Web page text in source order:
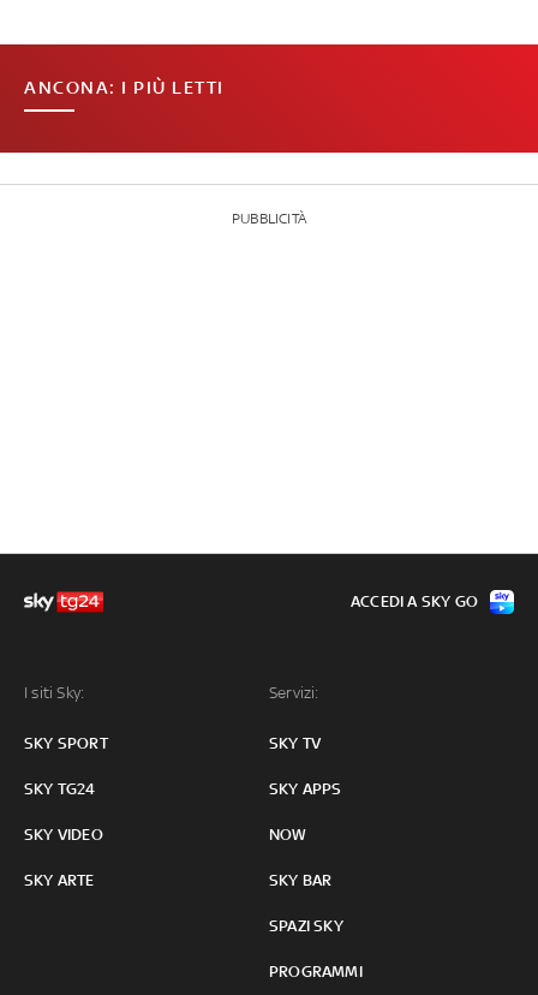
ANCONA: I PIÙ LETTI
PUBBLICITÀ
I siti Sky:
SKY SPORT
SKY TG24
SKY VIDEO
SKY ARTE
Servizi:
SKY TV
SKY APPS
NOW
SKY BAR
SPAZI SKY
PROGRAMMI
ACCEDI A SKY GO